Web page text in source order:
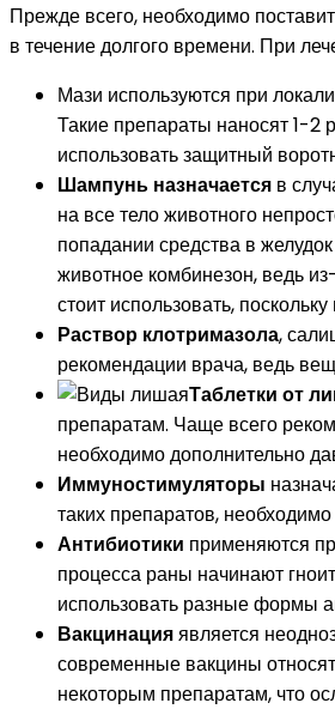
Прежде всего, необходимо
в течение долгого времени. При
Мази используются при
Такие препараты наносят 1-2
использовать защитный
Шампунь назначается в
на все тело животного
попадании средства в
животное комбинезон, ведь
стоит использовать,
Раствор клотримазола,
рекомендации врача, ведь
Таблетки от
препаратам. Чаще всего
необходимо дополнительно
Иммуностимуляторы
таких препаратов,
Антибиотики применяются
процесса раны начинают
использовать разные формы
Вакцинацияявляется
современные вакцины
некоторым препаратам, что